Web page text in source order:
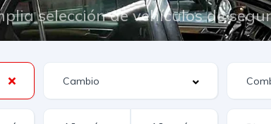
selección de vehículos de